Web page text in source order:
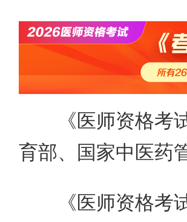
《医师资格考
育部、国家中医药
《医师资格考